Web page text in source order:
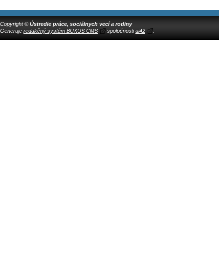
Copyright © Ústredie práce, sociálnych vecí a rodiny
Generuje redakčný systém BUXUS CMS spoločnostiui42